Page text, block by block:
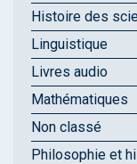
Histoire des
Linguistique
Livres audio
Mathématiques
Non classé
Philosophie et